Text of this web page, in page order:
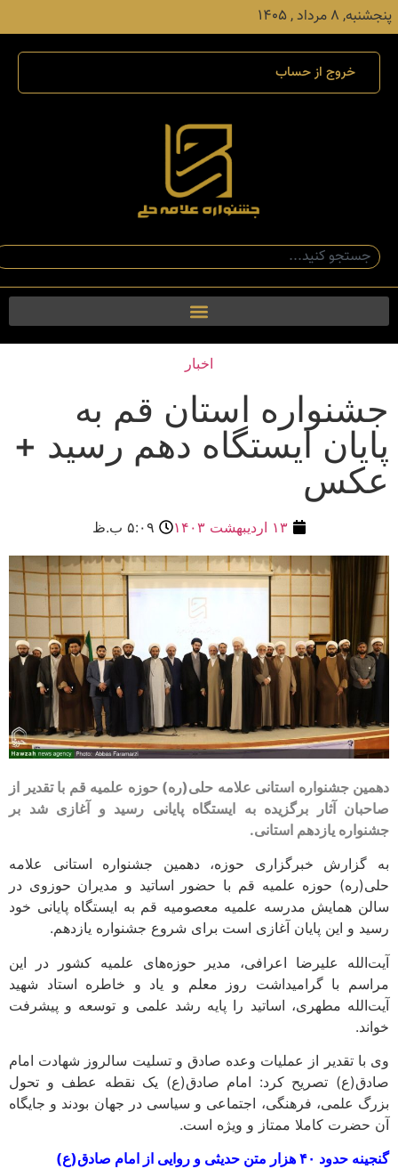
پنجشنبه, ۸ مرداد , ۱۴۰۵
خروج از حساب
اخبار
جشنواره استان قم به
پایان ایستگاه دهم رسید +
عکس
۱۳ اردیبهشت ۱۴۰۳ ۵:۰۹ ب.ظ
دهمین جشنواره استانی علامه حلی(ره) حوزه علمیه قم با تقدیر از
صاحبان آثار برگزیده به ایستگاه پایانی رسید و آغازی شد بر
جشنواره یازدهم استانی.
به گزارش خبرگزاری حوزه، دهمین جشنواره استانی علامه
حلی(ره) حوزه علمیه قم با حضور اساتید و مدیران حوزوی در
سالن همایش مدرسه علمیه معصومیه قم به ایستگاه پایانی خود
رسید و این پایان آغازی است برای شروع جشنواره یازدهم.
آیت‌الله علیرضا اعرافی، مدیر حوزه‌های علمیه کشور در این
مراسم با گرامیداشت روز معلم و یاد و خاطره استاد شهید
آیت‌الله مطهری، اساتید را پایه رشد علمی و توسعه و پیشرفت
خواند.
وی با تقدیر از عملیات وعده صادق و تسلیت سالروز شهادت امام
صادق(ع) تصریح کرد: امام صادق(ع) یک نقطه عطف و تحول
بزرگ علمی، فرهنگی، اجتماعی و سیاسی در جهان بودند و جایگاه
آن حضرت کاملا ممتاز و ویژه است.
گنجینه حدود ۴۰ هزار متن حدیثی و روایی از امام صادق(ع)